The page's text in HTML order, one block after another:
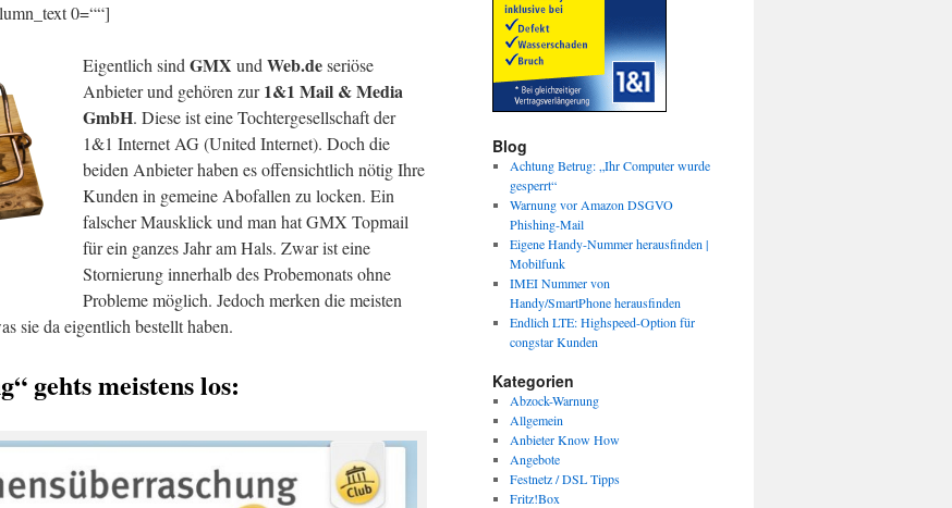
0=““]
Eigentlich sind GMX und Web.deseriöse
Anbieter und gehören zur1&1 Mail & Media
GmbH. Diese ist eine Tochtergesellschaft der
1&1 Internet AG (United Internet). Doch die
beiden Anbieter haben es offensichtlich nötig Ihre
Kunden in gemeine Abofallen zu locken. Ein
falscher Mausklick und man hat GMX Topmail
für ein ganzes Jahr am Hals. Zwar ist eine
Stornierung innerhalb des Probemonats ohne
Probleme möglich. Jedoch merken die meisten
sie da eigentlich bestellt haben.
gehts meistens los:
Blog
Achtung Betrug: „Ihr Computer wurde
gesperrt“
Warnung vor Amazon DSGVO
Phishing-Mail
Eigene Handy-Nummer herausfinden |
Mobilfunk
IMEI Nummer von
Handy/SmartPhone herausfinden
Endlich LTE: Highspeed-Option für
congstar Kunden
Kategorien
Abzock-Warnung
Allgemein
Anbieter Know How
Angebote
Festnetz / DSL Tipps
Fritz!Box